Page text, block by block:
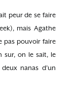
peur de se faire
mais Agathe
pas pouvoir faire
sur, on le sait, le
nanas d’un